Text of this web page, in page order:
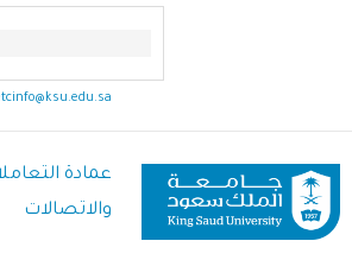
عمادة
والاتصالات